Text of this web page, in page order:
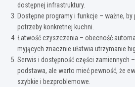
dostępnej infrastruktury.
Dostępne programy i funkcje – ważne, by
potrzeby konkretnej kuchni.
Łatwość czyszczenia – obecność
myjących znacznie ułatwia utrzymanie
Serwis i dostępność części zamiennych
podstawa, ale warto mieć pewność, że
szybkie i bezproblemowe.